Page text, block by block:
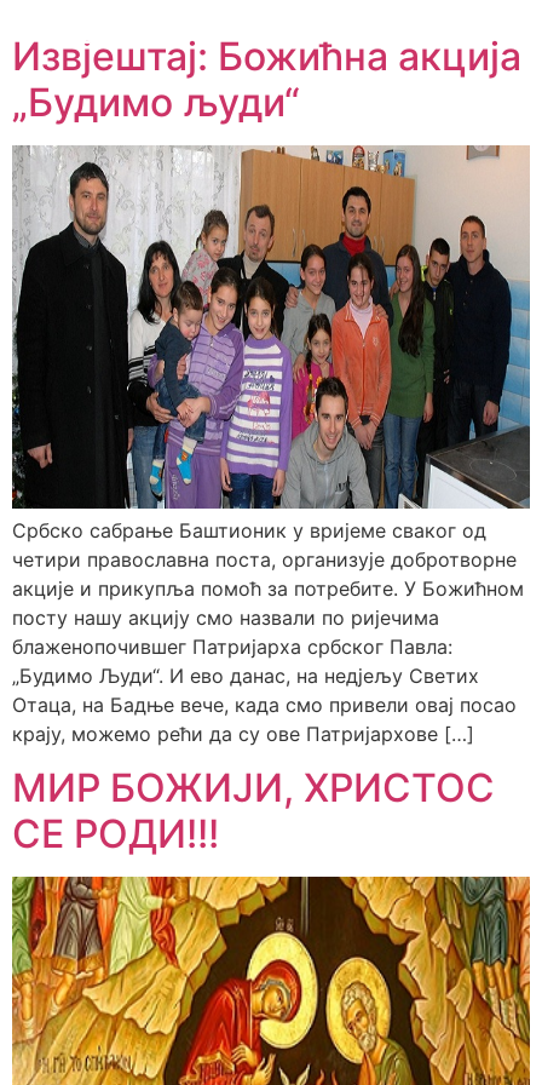
Извјештај: Божићна акција
„Будимо људи“
Србско сабрање Баштионик у вријеме сваког од
четири православна поста, организује добротворне
акције и прикупља помоћ за потребите. У Божићном
посту нашу акцију смо назвали по ријечима
блаженопочившег Патријарха србског Павла:
„Будимо Људи“. И ево данас, на недјељу Светих
Отаца, на Бадње вече, када смо привели овај посао
крају, можемо рећи да су ове Патријархове […]
МИР БОЖИЈИ, ХРИСТОС
СЕ РОДИ!!!